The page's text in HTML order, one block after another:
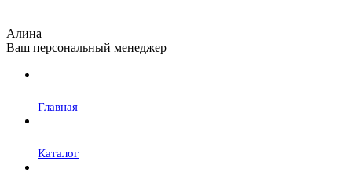
Алина
Ваш персональный менеджер
Главная
Каталог